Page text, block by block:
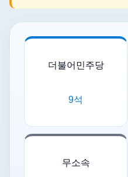
더불어민주당
9석
무소속